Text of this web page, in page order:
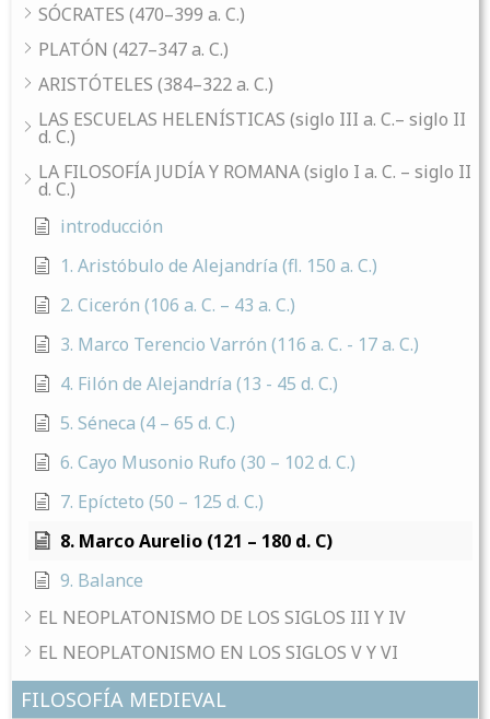
SÓCRATES (470–399 a. C.)
PLATÓN (427–347 a. C.)
ARISTÓTELES (384–322 a. C.)
LAS ESCUELAS HELENÍSTICAS (siglo III a. C.– siglo II
d. C.)
LA FILOSOFÍA JUDÍA Y ROMANA (siglo I a. C. – siglo II
d. C.)
introducción
1. Aristóbulo de Alejandría (fl. 150 a. C.)
2. Cicerón (106 a. C. – 43 a. C.)
3. Marco Terencio Varrón (116 a. C. - 17 a. C.)
4. Filón de Alejandría (13 - 45 d. C.)
5. Séneca (4 – 65 d. C.)
6. Cayo Musonio Rufo (30 – 102 d. C.)
7. Epícteto (50 – 125 d. C.)
8. Marco Aurelio (121 – 180 d. C)
9. Balance
EL NEOPLATONISMO DE LOS SIGLOS III Y IV
EL NEOPLATONISMO EN LOS SIGLOS V Y VI
FILOSOFÍA MEDIEVAL